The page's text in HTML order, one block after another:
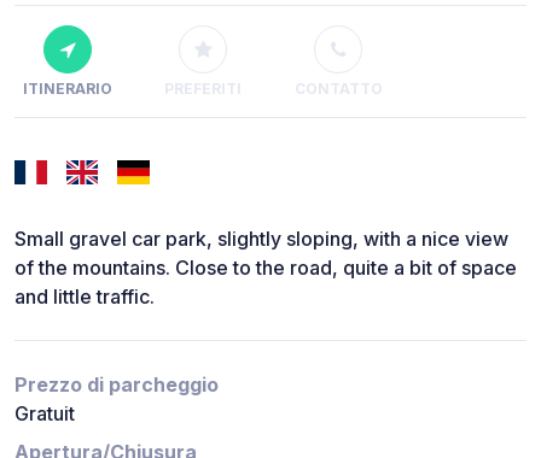
ITINERARIO PREFERITI CONTATTO
Small gravel car park, slightly sloping, with a nice view
of the mountains. Close to the road, quite a bit of space
and little traffic.
Prezzo di parcheggio
Gratuit
Apertura/Chiusura